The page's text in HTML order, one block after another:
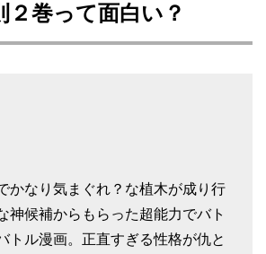
２巻って面白い？
かなり気まぐれ？な植木が成り行
神候補からもらった超能力でバト
トル漫画。正直すぎる性格が仇と